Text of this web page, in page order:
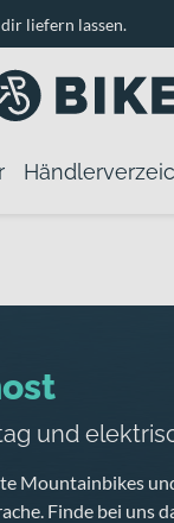
liefern lassen.
und
Mountainbikes
Finde bei uns